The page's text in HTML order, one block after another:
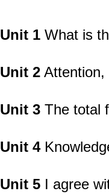
Unit 1 What is
Unit 2 Attention,
Unit 3 The total
Unit 4
Unit 5 I agree